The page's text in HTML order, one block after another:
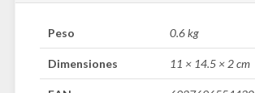
Peso 0.6 kg
Dimensiones 11 × 14.5 × 2 cm